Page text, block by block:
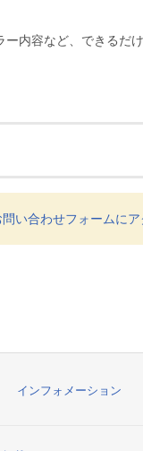
内容など、できるだ
い合わせフォームに
インフォメーション